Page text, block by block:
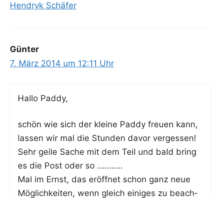
Hendryk Schäfer
Günter
7. März 2014 um 12:11 Uhr
Hal­lo Paddy,
schön wie sich der klei­ne Pad­dy freu­en kann,
las­sen wir mal die Stun­den davor vergessen!
Sehr gei­le Sache mit dem Teil und bald bring
es die Post oder so .….……
Mal im Ernst, das eröff­net schon ganz neue
Mög­lich­kei­ten, wenn gleich eini­ges zu beach­